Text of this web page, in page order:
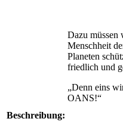
Beschreibung:
Dazu müssen
Menschheit
Planeten
friedlich und
„Denn eins
OANS!“